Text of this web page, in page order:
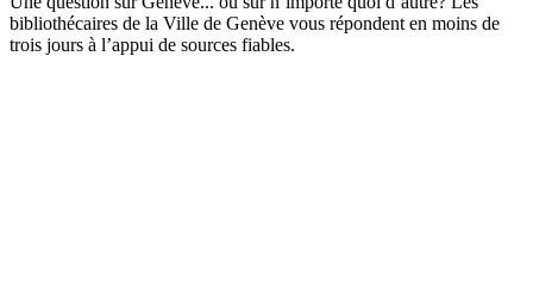
bibliothécaires de la Ville de Genève vous répondent en moins de
trois jours à l’appui de sources fiables.